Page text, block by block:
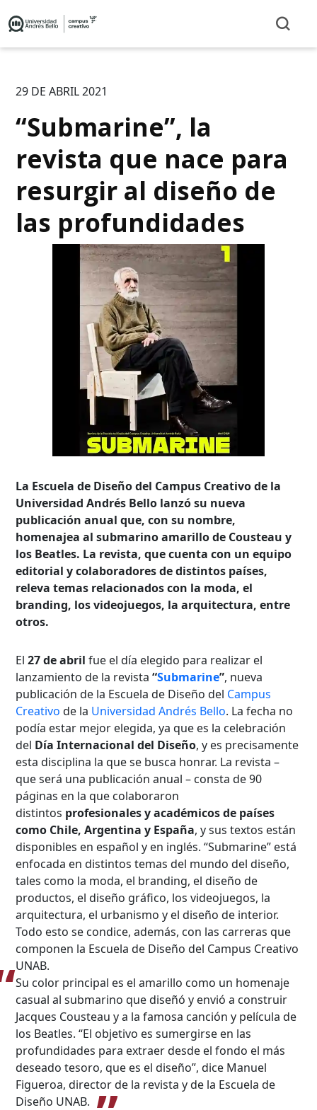
29 DE ABRIL 2021
“Submarine”, la
revista que nace para
resurgir al diseño de
las profundidades
La Escuela de Diseño del Campus Creativo de la
Universidad Andrés Bello lanzó su nueva
publicación anual que, con su nombre,
homenajea al submarino amarillo de Cousteau y
los Beatles. La revista, que cuenta con un equipo
editorial y colaboradores de distintos países,
releva temas relacionados con la moda, el
branding, los videojuegos, la arquitectura, entre
otros.
El27 de abril fue el día elegido para realizar el
lanzamiento de la revista “Submarine”, nueva
publicación de la Escuela de Diseño del Campus
Creativo de la Universidad Andrés Bello. La fecha no
podía estar mejor elegida, ya que es la celebración
del Día Internacional del Diseño, y es precisamente
esta disciplina la que se busca honrar. La revista –
que será una publicación anual – consta de 90
páginas en la que colaboraron
distintos profesionales y académicos de países
como Chile, Argentina y España, y sus textos están
disponibles en español y en inglés. “Submarine” está
enfocada en distintos temas del mundo del diseño,
tales como la moda, el branding, el diseño de
productos, el diseño gráfico, los videojuegos, la
arquitectura, el urbanismo y el diseño de interior.
Todo esto se condice, además, con las carreras que
componen la Escuela de Diseño del Campus Creativo
UNAB.
Su color principal es el amarillo como un homenaje
casual al submarino que diseñó y envió a construir
Jacques Cousteau y a la famosa canción y película de
los Beatles. “El objetivo es sumergirse en las
profundidades para extraer desde el fondo el más
deseado tesoro, que es el diseño”, dice Manuel
Figueroa, director de la revista y de la Escuela de
Diseño UNAB.